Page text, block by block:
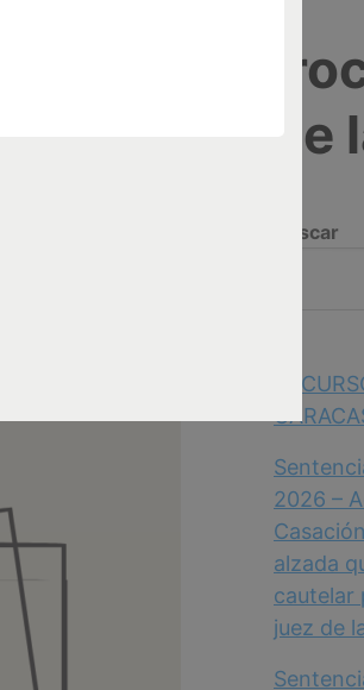
2026 –
de
Buscar
2026 –
alzada
cautelar
juez de